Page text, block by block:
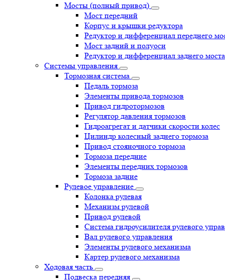
Мосты (полный привод)
Мост передний
Корпус и крышки редуктора
Редуктор и дифференциал переднего
Мост задний и полуоси
Редуктор и дифференциал заднего моста
Системы управления
Тормозная система
Педаль тормоза
Элементы привода тормозов
Привод гидротормозов
Регулятор давления тормозов
Гидроагрегат и датчики скорости колес
Цилиндр колесный заднего тормоза
Привод стояночного тормоза
Тормоза передние
Элементы передних тормозов
Тормоза задние
Рулевое управление
Колонка рулевая
Механизм рулевой
Привод рулевой
Система гидроусилителя рулевого
Вал рулевого управления
Элементы рулевого механизма
Картер рулевого механизма
Ходовая часть
Подвеска передняя